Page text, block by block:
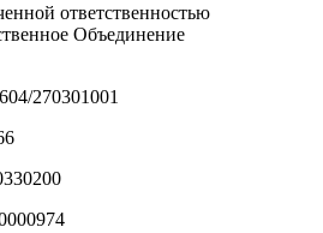
ответственностью
Объединение
270301001